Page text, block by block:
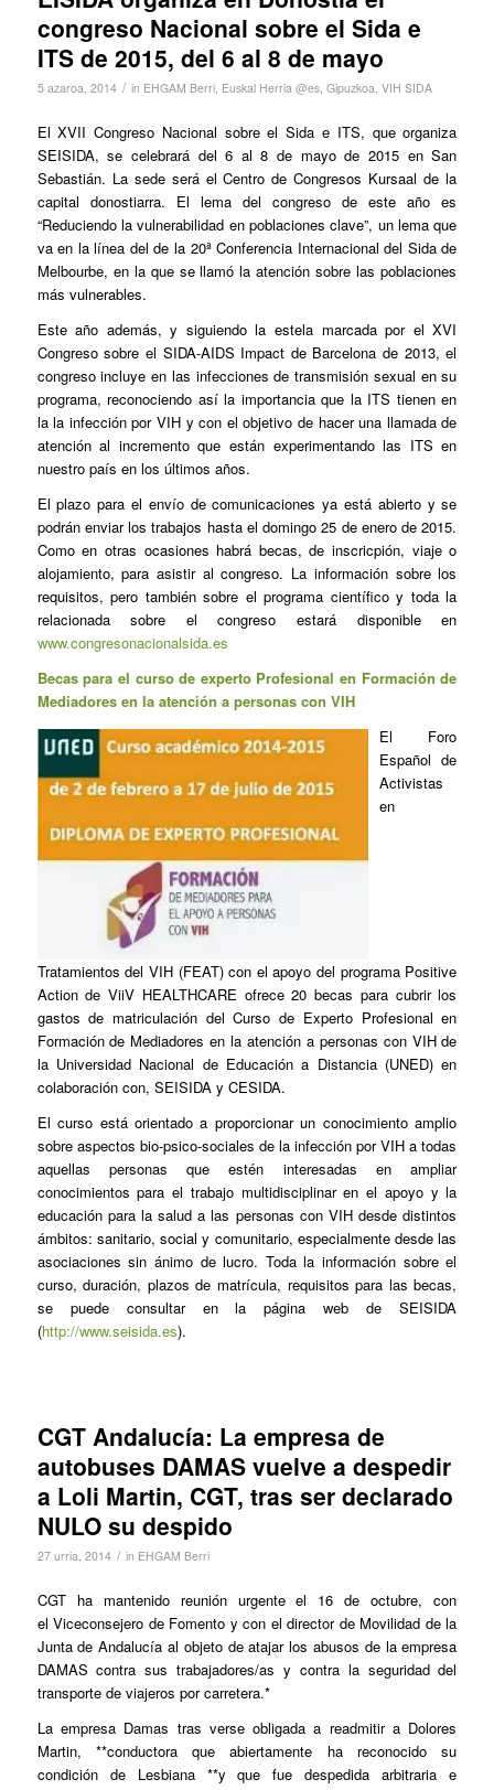
congreso Nacional sobre el Sida e
ITS de 2015, del 6 al 8 de mayo
5 azaroa, 2014 / in EHGAM Berri, Euskal Herria @es, Gipuzkoa, VIH SIDA
El XVII Congreso Nacional sobre el Sida e ITS, que organiza
SEISIDA, se celebrará del 6 al 8 de mayo de 2015 en San
Sebastián. La sede será el Centro de Congresos Kursaal de la
capital donostiarra. El lema del congreso de este año es
“Reduciendo la vulnerabilidad en poblaciones clave”, un lema que
va en la línea del de la 20ª Conferencia Internacional del Sida de
Melbourbe, en la que se llamó la atención sobre las poblaciones
más vulnerables.
Este año además, y siguiendo la estela marcada por el XVI
Congreso sobre el SIDA-AIDS Impact de Barcelona de 2013, el
congreso incluye en las infecciones de transmisión sexual en su
programa, reconociendo así la importancia que la ITS tienen en
la la infección por VIH y con el objetivo de hacer una llamada de
atención al incremento que están experimentando las ITS en
nuestro país en los últimos años.
El plazo para el envío de comunicaciones ya está abierto y se
podrán enviar los trabajos hasta el domingo 25 de enero de 2015.
Como en otras ocasiones habrá becas, de inscricpión, viaje o
alojamiento, para asistir al congreso. La información sobre los
requisitos, pero también sobre el programa científico y toda la
relacionada sobre el congreso estará disponible en
www.congresonacionalsida.es
Becas para el curso de experto Profesional en Formación de
Mediadores en la atención a personas con VIH
El Foro
Español de
Activistas
en
Tratamientos del VIH (FEAT) con el apoyo del programa Positive
Action de ViiV HEALTHCARE ofrece 20 becas para cubrir los
gastos de matriculación del Curso de Experto Profesional en
Formación de Mediadores en la atención a personas con VIH de
la Universidad Nacional de Educación a Distancia (UNED) en
colaboración con, SEISIDA y CESIDA.
El curso está orientado a proporcionar un conocimiento amplio
sobre aspectos bio-psico-sociales de la infección por VIH a todas
aquellas personas que estén interesadas en ampliar
conocimientos para el trabajo multidisciplinar en el apoyo y la
educación para la salud a las personas con VIH desde distintos
ámbitos: sanitario, social y comunitario, especialmente desde las
asociaciones sin ánimo de lucro. Toda la información sobre el
curso, duración, plazos de matrícula, requisitos para las becas,
se puede consultar en la página web de SEISIDA
(http://www.seisida.es).
CGT Andalucía: La empresa de
autobuses DAMAS vuelve a despedir
a Loli Martin, CGT, tras ser declarado
NULO su despido
27 urria, 2014 / in EHGAM Berri
CGT ha mantenido reunión urgente el 16 de octubre, con
el Viceconsejero de Fomento y con el director de Movilidad de la
Junta de Andalucía al objeto de atajar los abusos de la empresa
DAMAS contra sus trabajadores/as y contra la seguridad del
transporte de viajeros por carretera.*
La empresa Damas tras verse obligada a readmitir a Dolores
Martin, **conductora que abiertamente ha reconocido su
condición de Lesbiana **y que fue despedida arbitraria e